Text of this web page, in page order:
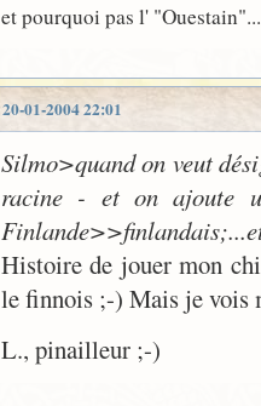
et pourquoi pas l'
20-01-2004 22:01
Silmo>quand on veut
racine - et on ajoute
Histoire de jouer mon
le finnois ;-) Mais je vois
L., pinailleur ;-)